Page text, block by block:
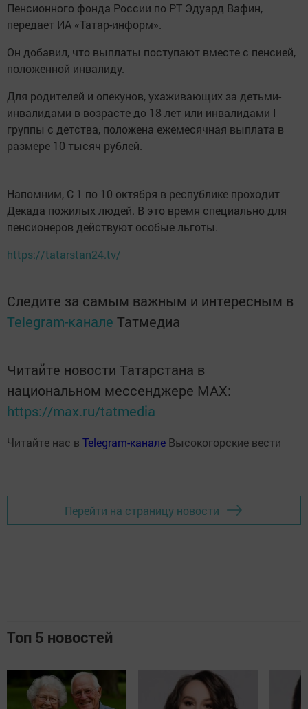
Пенсионного фонда России по РТ Эдуард Вафин,
передает ИА «Татар-информ».
Он добавил, что выплаты поступают вместе с пенсией,
положенной инвалиду.
Для родителей и опекунов, ухаживающих за детьми-
инвaлидами в возрасте до 18 лет или инвалидами I
группы с детства, положена ежемесячная выплата в
размере 10 тысяч рублей.
Напомним, С 1 по 10 октября в республике проходит
Декада пожилых людей. В это время специально для
пенсионеров действуют особые льготы.
https://tatarstan24.tv/
Следите за самым важным и интересным в
Telegram-канале Татмедиа
Читайте новости Татарстана в
национальном мессенджере MАХ:
https://max.ru/tatmedia
Читайте нас в Telegram-канале Высокогорские вести
Перейти на страницу новости
Топ 5 новостей